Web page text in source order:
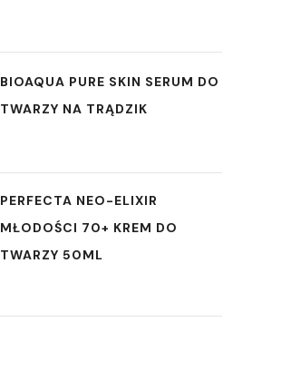
BIOAQUA PURE SKIN SERUM DO
TWARZY NA TRĄDZIK
PERFECTA NEO-ELIXIR
MŁODOŚCI 70+ KREM DO
TWARZY 50ML